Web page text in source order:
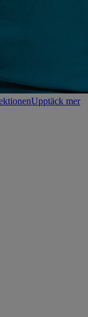
Upptäck mer